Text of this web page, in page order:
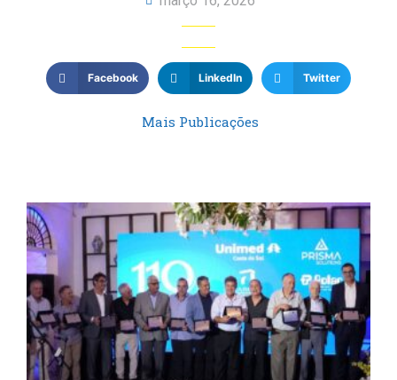
Facebook LinkedIn Twitter
Mais Publicações